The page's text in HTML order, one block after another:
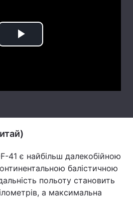
Play
41 є найбільш далекобійною
балістичною
польоту становить
а максимальна